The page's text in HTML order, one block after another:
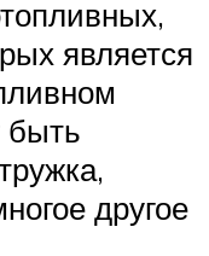
является
быть
другое